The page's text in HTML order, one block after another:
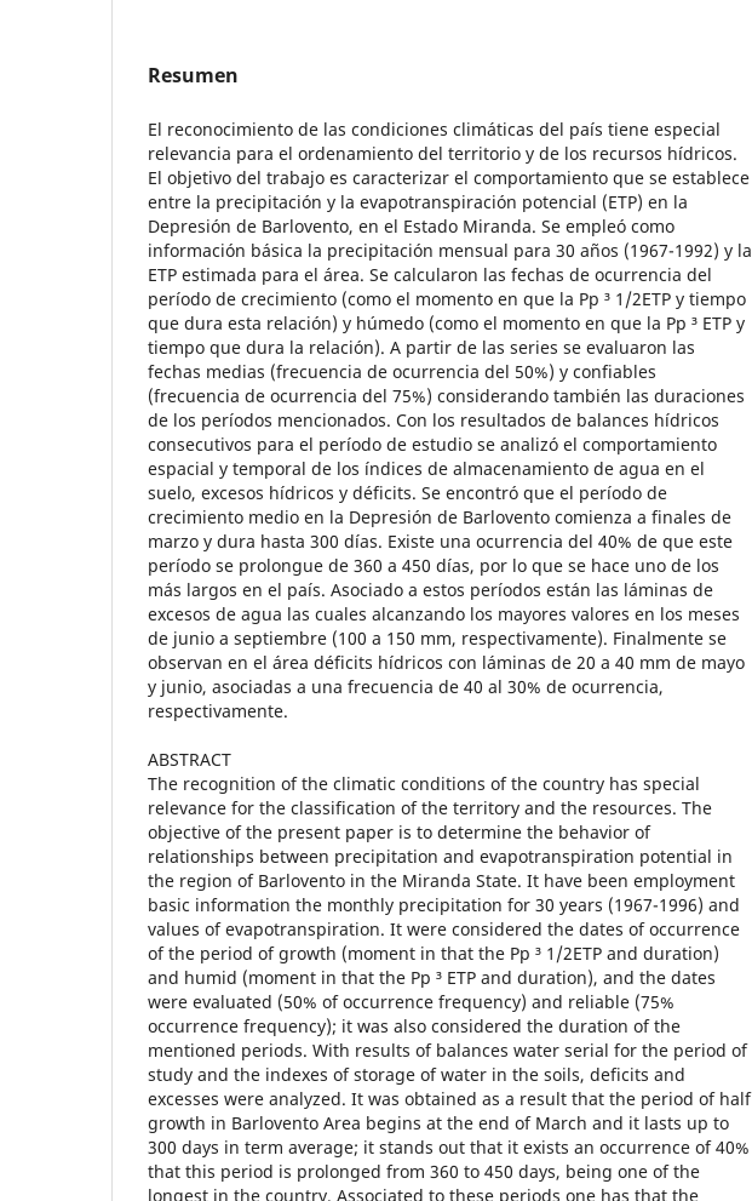
Resumen
El reconocimiento de las condiciones climáticas del país tiene especial
relevancia para el ordenamiento del territorio y de los recursos hídricos.
El objetivo del trabajo es caracterizar el comportamiento que se establece
entre la precipitación y la evapotranspiración potencial (ETP) en la
Depresión de Barlovento, en el Estado Miranda. Se empleó como
información básica la precipitación mensual para 30 años (1967-1992) y la
ETP estimada para el área. Se calcularon las fechas de ocurrencia del
período de crecimiento (como el momento en que la Pp ³ 1/2ETP y tiempo
que dura esta relación) y húmedo (como el momento en que la Pp ³ ETP y
tiempo que dura la relación). A partir de las series se evaluaron las
fechas medias (frecuencia de ocurrencia del 50%) y confiables
(frecuencia de ocurrencia del 75%) considerando también las duraciones
de los períodos mencionados. Con los resultados de balances hídricos
consecutivos para el período de estudio se analizó el comportamiento
espacial y temporal de los índices de almacenamiento de agua en el
suelo, excesos hídricos y déficits. Se encontró que el período de
crecimiento medio en la Depresión de Barlovento comienza a finales de
marzo y dura hasta 300 días. Existe una ocurrencia del 40% de que este
período se prolongue de 360 a 450 días, por lo que se hace uno de los
más largos en el país. Asociado a estos períodos están las láminas de
excesos de agua las cuales alcanzando los mayores valores en los meses
de junio a septiembre (100 a 150 mm, respectivamente). Finalmente se
observan en el área déficits hídricos con láminas de 20 a 40 mm de mayo
y junio, asociadas a una frecuencia de 40 al 30% de ocurrencia,
respectivamente.
ABSTRACT
The recognition of the climatic conditions of the country has special
relevance for the classification of the territory and the resources. The
objective of the present paper is to determine the behavior of
relationships between precipitation and evapotranspiration potential in
the region of Barlovento in the Miranda State. It have been employment
basic information the monthly precipitation for 30 years (1967-1996) and
values of evapotranspiration. It were considered the dates of occurrence
of the period of growth (moment in that the Pp ³ 1/2ETP and duration)
and humid (moment in that the Pp ³ ETP and duration), and the dates
were evaluated (50% of occurrence frequency) and reliable (75%
occurrence frequency); it was also considered the duration of the
mentioned periods. With results of balances water serial for the period of
study and the indexes of storage of water in the soils, deficits and
excesses were analyzed. It was obtained as a result that the period of half
growth in Barlovento Area begins at the end of March and it lasts up to
300 days in term average; it stands out that it exists an occurrence of 40%
that this period is prolonged from 360 to 450 days, being one of the
longest in the country. Associated to these periods one has that the